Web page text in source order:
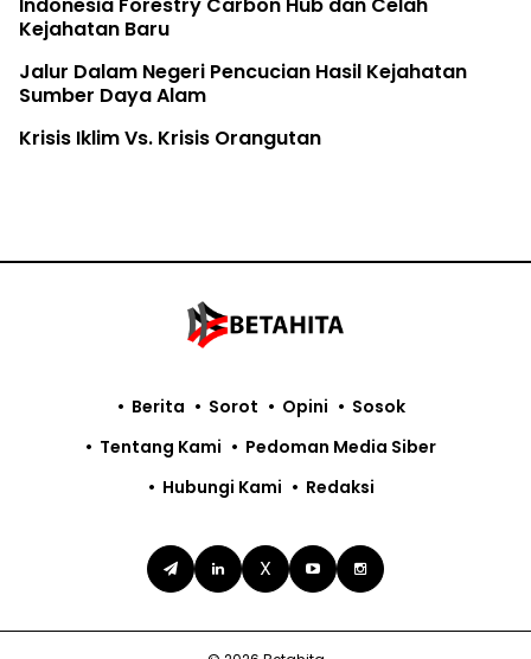
Indonesia Forestry Carbon Hub dan Celah
Kejahatan Baru
Jalur Dalam Negeri Pencucian Hasil Kejahatan
Sumber Daya Alam
Krisis Iklim Vs. Krisis Orangutan
X
Berita Sorot Opini
Sosok
Tentang Kami
Pedoman Media Siber
Hubungi Kami
Redaksi